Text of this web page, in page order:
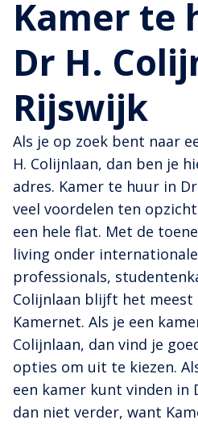
Kamer te
Dr H.
Rijswijk
Als je op zoek bent naar
H. Colijnlaan, dan ben je
adres. Kamer te huur in
veel voordelen ten
een hele flat. Met de
living onder
professionals,
Colijnlaan blijft het meest
Kamernet. Als je een
Colijnlaan, dan vind je
opties om uit te kiezen.
een kamer kunt vinden in
dan niet verder, want